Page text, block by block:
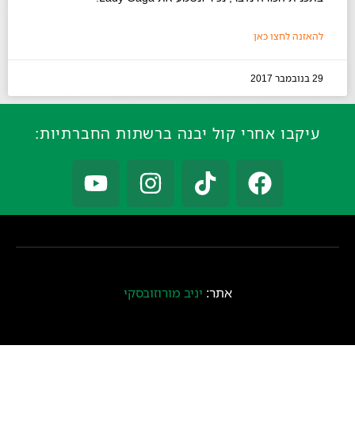
להאזנה לחצו כאן
29 בנובמבר 2017
עיקבו אחרי קול יבנה ברשתות החברתיות:
אתר: יניב מורוזובסקי